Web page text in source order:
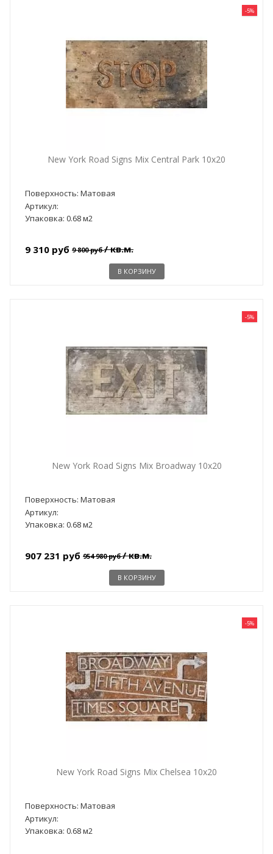
-5%
New York Road Signs Mix Central Park 10x20
Поверхность: Матовая
Артикул:
Упаковка: 0.68 м2
9 310 руб 9 800 руб/ кв.м.
В КОРЗИНУ
-5%
New York Road Signs Mix Broadway 10x20
Поверхность: Матовая
Артикул:
Упаковка: 0.68 м2
907 231 руб 954 980 руб/ кв.м.
В КОРЗИНУ
-5%
New York Road Signs Mix Chelsea 10x20
Поверхность: Матовая
Артикул:
Упаковка: 0.68 м2